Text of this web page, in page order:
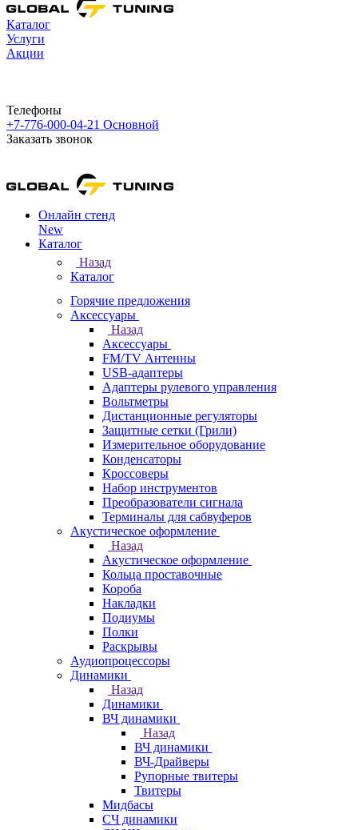
Каталог
Услуги
Акции
Телефоны
+7-776-000-04-21 Основной
Заказать звонок
Онлайн стенд
New
Каталог
Назад
Каталог
Горячие предложения
Аксессуары
Назад
Аксессуары
FM/TV Антенны
USB-адаптеры
Адаптеры рулевого управления
Вольтметры
Дистанционные регуляторы
Защитные сетки (Грили)
Измерительное оборудование
Конденсаторы
Кроссоверы
Набор инструментов
Преобразователи сигнала
Терминалы для сабвуферов
Акустическое оформление
Назад
Акустическое оформление
Кольца проставочные
Короба
Накладки
Подиумы
Полки
Раскрывы
Аудиопроцессоры
Динамики
Назад
Динамики
ВЧ динамики
Назад
ВЧ динамики
ВЧ-Драйверы
Рупорные твитеры
Твитеры
Мидбасы
СЧ динамики